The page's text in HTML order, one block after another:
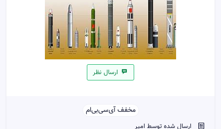
ارسال نظر
مخفف آی‌سی‌بی‌ام‌‌
ارسال شده توسط امیر